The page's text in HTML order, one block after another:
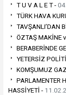
T U V A L E T -
TÜRK HAVA
TAVŞANLI’DAN
ÖZTAŞ MAKİNE
BERABERİNDE
YETERSİZ
KOMŞUMUZ
PARLAMENTER
HASSİYETİ -